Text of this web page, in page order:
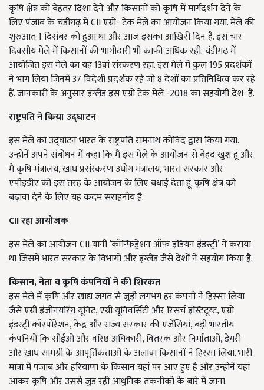
कृषि क्षेत्र को बेहतर दिशा देने और किसानों को कृषि में मार्गदर्शन देने के
लिए पंजाब के चंडीगढ़ में CIIएग्रो- टेक मेले का आयोजन किया गया. मेले की
शुरुआत 1 दिसंबर को हुआ था और आज इसका आख़िरी दिन है. इस चार
दिवसीय मेले में किसानों की भागीदारी भी काफी अधिक रही. चंडीगढ़ में
आयोजित इस मेले का यह 13वां संस्करण रहा. इस मेले में कुल 195 प्रदर्शकों
ने भाग लिया जिनमें 37 विदेशी प्रदर्शक रहे जो 8 देशों का प्रतिनिधित्व कर रहे
हैं. जानकारी के अनुसारइंग्लैंड इस एग्रो टेक मेले -2018 का सहयोगी देश है.
राष्ट्रपति ने किया उद्घाटन
इस मेले का उद्घाटन भारत के राष्ट्रपति रामनाथ कोविंद द्वारा किया गया.
उन्होनें अपने संबोधन में कहा कि मैं इस मेले के आयोजन से बेहद खुश हूं और
मैं कृषि मंत्रालय, खाघ प्रसंस्करण उघोग मंत्रालय, भारत सरकार और
एपीइडीए को इस तरह के आयोजन के लिए बधाई देता हूं. कृषि क्षेत्र को
बढ़ावा देने के लिए यह कदम सराहनीय है.
CIIरहा आयोजक
इस मेले का आयोजन CII यानी ‘कॉन्फिड्रेशन ऑफ इंडियन इंडस्ट्री’ने कराया
था जिसमें भारत सरकार के विभागों और इंग्लैंड जैसे देशों ने सहयोग किया है.
किसान, नेता व कृषि कंपनियों ने की शिरकत
इस मेले में कृषि और खाद्य जगत से जुड़ी लगभग हर कंपनी ने हिस्सा लिया
जैसे एग्री इंजीनयरिंग यूनिट, एग्री यूनिवर्सिटी और रिसर्च इंस्टिटूय्ट, एग्रो
इंडस्ट्री कॉरपोरेशन, केंद्र और राज्य सरकार की एजेंसियां, बड़ी भारतीय
कंपनियों कि सीईओ और वरिष्ठ अधिकारी, वितरक और निर्माताओं, डेयरी
और खाघ सामग्री के आपूर्तिकताओं के अलावा किसानों ने हिस्सा लिया. भारी
मात्रा में पंजाब और हरियाणा के किसान यहां पर आए हुए हैं और उन्होनें यहां
आकर कृषि और उससे जुड़ रही आधुनिक तकनीकों के बारे में जाना.